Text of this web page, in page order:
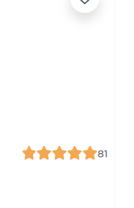
81